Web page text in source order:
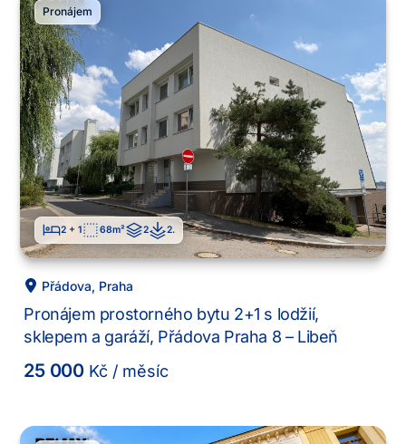
Pronájem
2 + 1 68m² 2 2.
Přádova, Praha
Pronájem prostorného bytu 2+1 s lodžií,
sklepem a garáží, Přádova Praha 8 – Libeň
25 000Kč/ měsíc